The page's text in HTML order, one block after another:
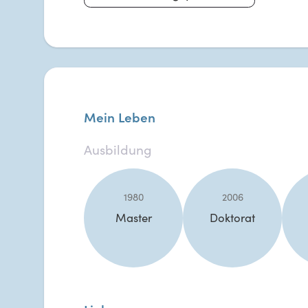
Mein Leben
Ausbildung
1980
Master
2006
Doktorat